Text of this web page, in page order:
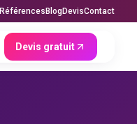
Références BlogDevisContact
Devis gratuit